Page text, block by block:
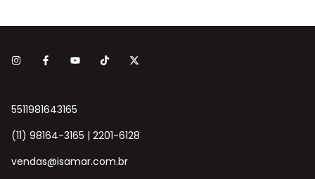
5511981643165
(11) 98164-3165 | 2201-6128
vendas@isamar.com.br